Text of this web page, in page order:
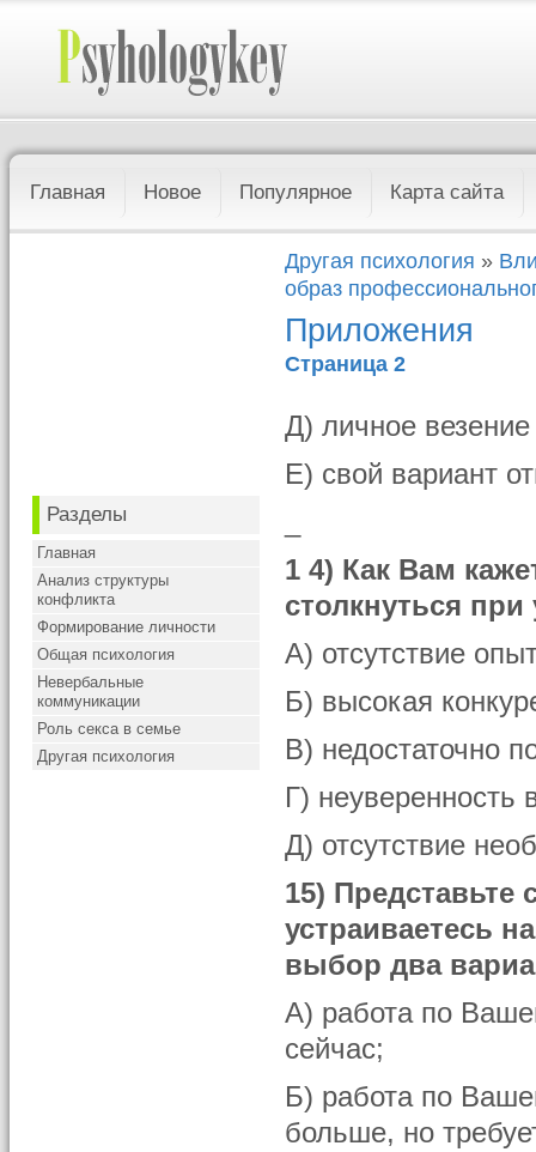
Главная Новое Популярное Карта сайта
Разделы
Главная
Анализ структуры
конфликта
Формирование личности
Общая психология
Невербальные
коммуникации
Роль секса в семье
Другая психология
Другая психология »
образ
Приложения
Страница 2
Д) личное везение
Е) свой вариант
1 4) Как Вам
столкнуться при
А) отсутствие
Б) высокая
В) недостаточно
Г) неуверенность
Д) отсутствие
15)
устраиваетесь
выбор два
А) работа по
сейчас;
Б) работа по
больше, но